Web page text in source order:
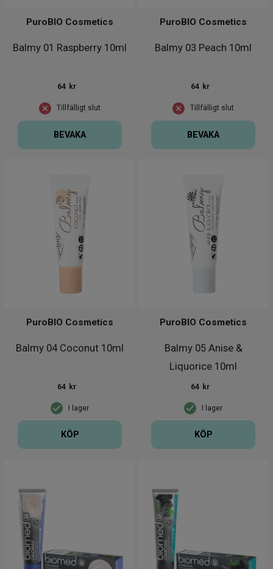
Balmy 01 Raspberry 10ml
PuroBIO Cosmetics
Tillfälligt slut
64 kr
BEVAKA
Balmy 03 Peach 10ml
PuroBIO Cosmetics
Tillfälligt slut
64 kr
BEVAKA
Balmy 04 Coconut 10ml
PuroBIO Cosmetics
I lager
64 kr
KÖP
Balmy 05 Anise &
Liquorice 10ml
PuroBIO Cosmetics
I lager
64 kr
KÖP